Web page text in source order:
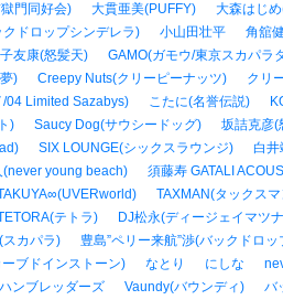
門同好会) 大貫亜美(PUFFY)
大森はじ
クドロップシンデレラ) 小山田壮平
角舘
友康(怒髪天)
GAMO(ガモウ/東京スカパラ
) Creepy Nuts(クリーピーナッツ) クリ
/04 Limited Sazabys) こたに(名誉伝説)
) Saucy Dog(サウシードッグ) 坂詰克彦(
SIX LOUNGE(シックスラウンジ) 白井
(never young beach)
須藤寿 GATALI
TAXMAN(タックス
テトラ)
DJ松永(ディージェイマツ
カパラ) 豊島”ペリー来航”渉(バックドロ
ブドインストーン) なとり にしな
ハンブレッダーズ Vaundy(バウンディ)
バ